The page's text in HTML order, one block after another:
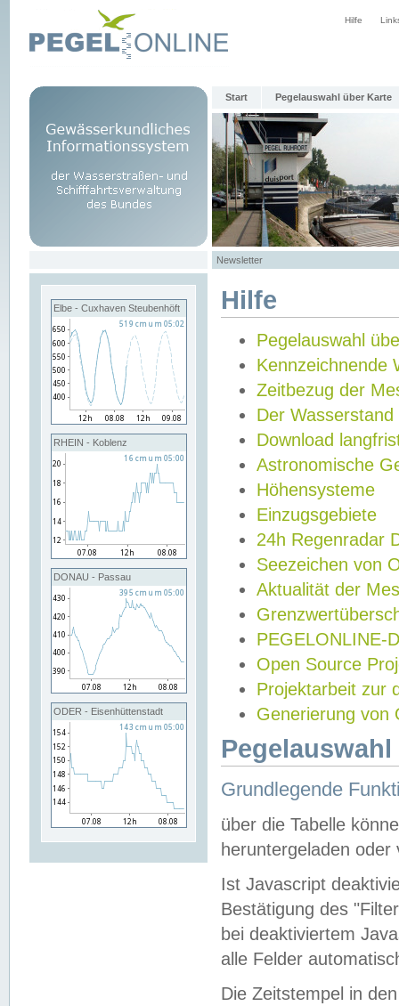
Hilfe
Start Pegelauswahl über Karte
Newsletter
Elbe - Cuxhaven Steubenhöft
RHEIN - Koblenz
DONAU - Passau
ODER - Eisenhüttenstadt
Hilfe
Pegelauswahl
Kennzeichnende
Zeitbezug der
Der Wasserstand
Download
Astronomische
Höhensysteme
Einzugsgebiete
24h Regenradar
Seezeichen von
Aktualität der
PEGELONLINE-
Open Source
Projektarbeit zur
Generierung von
Grundlegende
über die Tabelle
heruntergeladen oder
Ist Javascript
Bestätigung des
bei deaktiviertem
alle Felder
Die Zeitstempel in